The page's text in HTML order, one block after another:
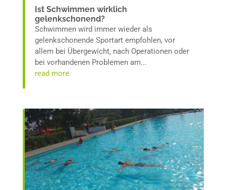
Ist Schwimmen wirklich
gelenkschonend?
Schwimmen wird immer wieder als
gelenkschonende Sportart empfohlen, vor
allem bei Übergewicht, nach Operationen oder
bei vorhandenen Problemen am...
read more